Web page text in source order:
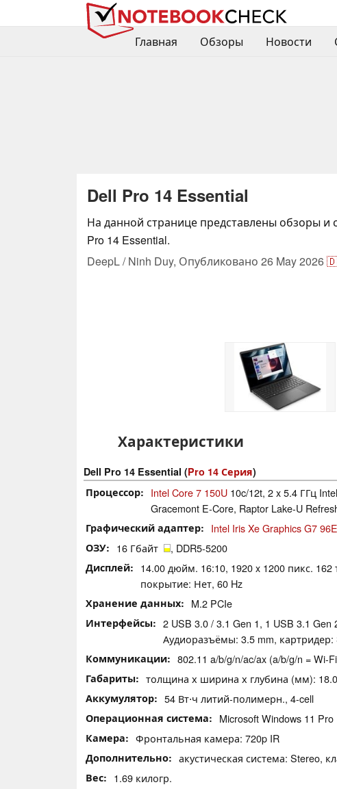
Главная
Обзоры Новости
Dell Pro 14 Essential
На данной странице представлены обзоры и
Pro 14 Essential.
DeepL / Ninh Duy, Опубликовано 26 May 2026
Характеристики
Dell Pro 14 Essential (Pro 14 Серия)
Процессор
Intel Core 7 150U 10c/12t, 2 x 5.4 ГГц
Gracemont E-Core, Raptor Lake-U
Графический адаптер Intel Iris Xe Graphics G7
ОЗУ 16 Гбайт , DDR5-5200
Дисплей
14.00 дюйм. 16:10, 1920 x 1200 пикс.
покрытие: Нет, 60 Hz
Хранение данных M.2 PCIe
Интерфейсы
2 USB 3.0 / 3.1 Gen 1, 1 USB 3.1
Аудиоразъёмы: 3.5 mm,
Коммуникации 802.11 a/b/g/n/ac/ax (a/b/g/n = Wi-
Габариты толщина х ширина х глубина (мм):
Аккумулятор 54 Вт⋅ч литий-полимерн., 4-cell
Операционная система Microsoft Windows 11 Pro
Камера Фронтальная камера: 720p IR
Дополнительно акустическая система: Stereo,
Вес 1.69 килогр.